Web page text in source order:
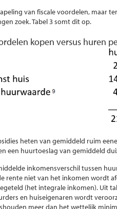
van fiscale voordelen, maar
zoek. Tabel 3 somt dit op.
kopen versus huren
heten van gemiddeld ruim
een huurtoeslag van gemiddeld
inkomensverschil tussen
rente niet van het inkomen wordt
(het integrale inkomen). Uit
en huiseigenaren wordt
meer dan het wettelijk